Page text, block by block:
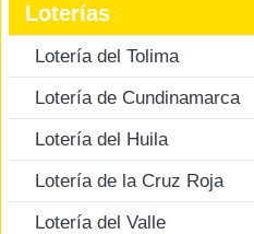
Loterías
Lotería del Tolima
Lotería de Cundinamarca
Lotería del Huila
Lotería de la Cruz Roja
Lotería del Valle